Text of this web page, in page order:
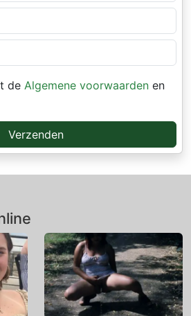
de Algemene voorwaarden en
Verzenden